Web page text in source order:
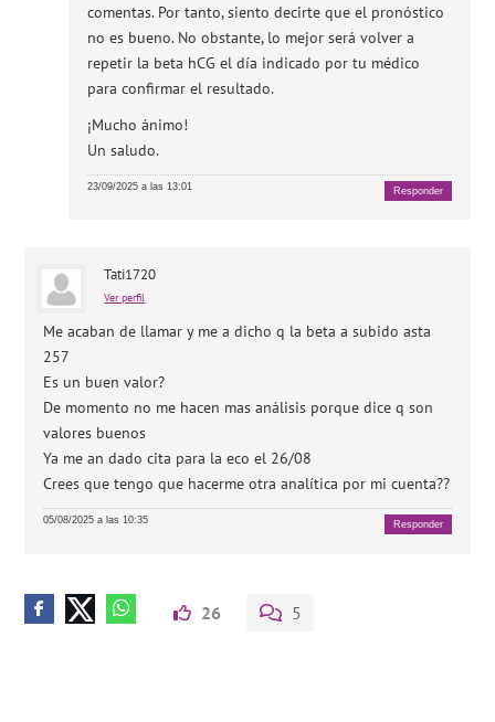
comentas. Por tanto, siento decirte que el pronóstico
no es bueno. No obstante, lo mejor será volver a
repetir la beta hCG el día indicado por tu médico
para confirmar el resultado.
¡Mucho ánimo!
Un saludo.
23/09/2025 a las 13:01 Responder
Tati1720
Ver perfil
Me acaban de llamar y me a dicho q la beta a subido asta
257
Es un buen valor?
De momento no me hacen mas análisis porque dice q son
valores buenos
Ya me an dado cita para la eco el 26/08
Crees que tengo que hacerme otra analítica por mi cuenta??
05/08/2025 a las 10:35 Responder
26 5